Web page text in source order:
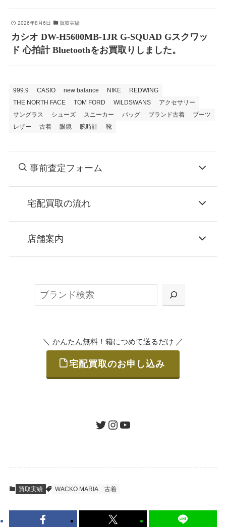
2026年8月6日 買取実績
カシオ DW-H5600MB-1JR G-SQUAD Gスクワッ
ド 心拍計 Bluetoothをお買取りしました。
999.9 CASIO new balance NIKE
REDWING
THE NORTH FACE
TOM FORD WILDSWANS
アクセサリー
サングラス
シューズ スニーカー バッグ ブランド古着
ブーツ
レザー
古着 眼鏡 腕時計 靴
事前査定フォーム
宅配買取の流れ
お申込み
または梱包材不要の「集荷申込」からお選び
ご発送
査定結果のご承認 / 入金
到着即日に査定いたします。買取金額にご納
店舗案内
＼ かんたん無料！箱につめて送るだけ ／
宅配買取のお申し込み
ツイッターインスタグラムユーチューブ
買取実績 WACKO MARIA 古着